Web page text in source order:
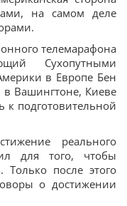
на самом деле
телемарафона
Сухопутными
в Европе Бен
в Вашингтоне, Киеве
к подготовительной
реального
для того, чтобы
Только после этого
о достижении